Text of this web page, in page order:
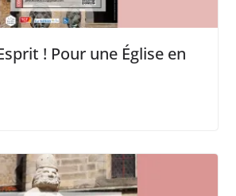
! Pour une Église en